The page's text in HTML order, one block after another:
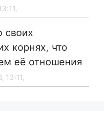
своих
корнях, что
её отношения
13:11,